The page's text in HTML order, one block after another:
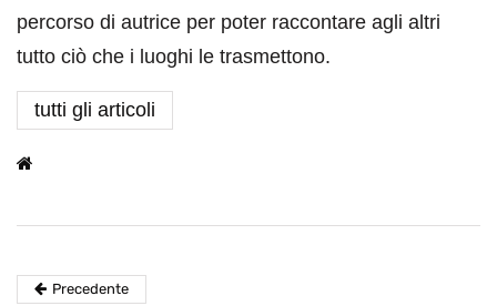
percorso di autrice per poter raccontare agli altri
tutto ciò che i luoghi le trasmettono.
tutti gli articoli
Precedente